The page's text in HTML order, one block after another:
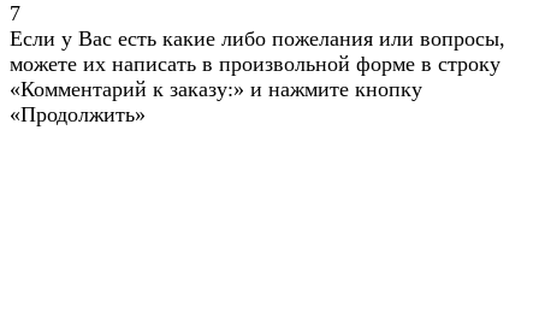
7
Если у Вас есть какие либо пожелания или вопросы,
можете их написать в произвольной форме в строку
«Комментарий к заказу:» и нажмите кнопку
«Продолжить»